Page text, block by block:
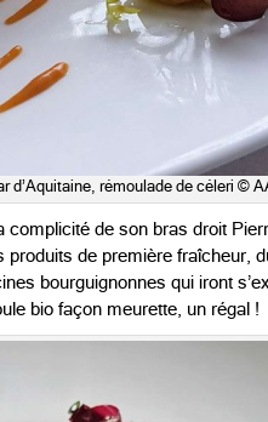
d’Aquitaine, rémoulade de céleri ©
de son bras droit
de première fraîcheur,
bourguignonnes qui iront
bio façon meurette, un régal !